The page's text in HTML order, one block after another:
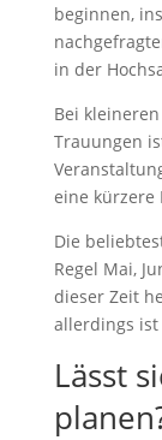
beginnen,
in der
Bei
Trauungen
eine kürzere
Die
Regel Mai,
dieser Zeit
allerdings
Lässt